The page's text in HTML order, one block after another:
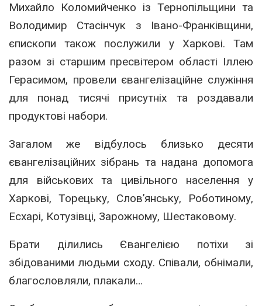
Михайло Коломийченко із Тернопільщини та
Володимир Стасінчук з Івано-Франківщини,
єпископи також послужили у Харкові. Там
разом зі старшим пресвітером області Іллею
Герасимом, провели євангелізаційне служіння
для понад тисячі присутніх та роздавали
продуктові набори.
Загалом же відбулось близько десяти
євангелізаційних зібрань та надана допомога
для військових та цивільного населення у
Харкові, Торецьку, Слов’янську, Роботиному,
Есхарі, Котузівці, Зарожному, Шестаковому.
Брати ділились Євангелією потіхи зі
збідованими людьми сходу. Співали, обнімали,
благословляли, плакали…